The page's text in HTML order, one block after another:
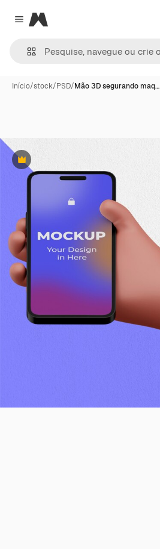
Close menu
Magnific
Início/stock/PSD/Mão 3D segurando maq…
Premium